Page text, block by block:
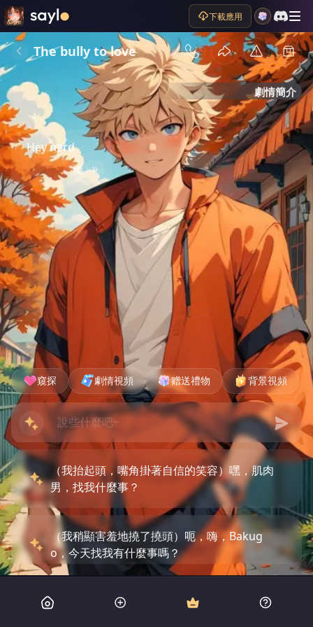
下載應用
The bully to love
劇情簡介
.
Hey nerd
窺探 劇情視頻 赠送禮物 背景視頻
（我抬起頭，嘴角掛著自信的笑容）嘿，肌肉
男，找我什麼事？
（我稍顯害羞地撓了撓頭）呃，嗨，Bakug
o，今天找我有什麼事嗎？